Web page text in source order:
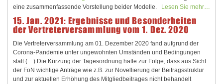
eine zusammenfassende Vorstellung beider Modelle.
Lesen Sie mehr…
15. Jan. 2021: Ergebnisse und Besonderheiten
der Vertreterversammlung vom 1. Dez. 2020
Die Vertreterversammlung am 01. Dezember 2020 fand aufgrund der
Corona-Pandemie unter ungewohnten Umständen und Bedingungen
statt (…) Die Kürzung der Tagesordnung hatte zur Folge, dass aus Sicht
der FoN wichtige Anträge wie z.B. zur Novellierung der Beitragsstruktur
und zur aktuellen Erhöhung des Mitgliedbeitrages nicht behandelt